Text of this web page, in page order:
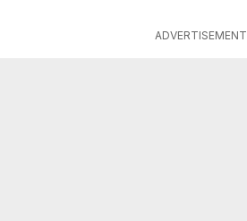
ADVERTISEMENT